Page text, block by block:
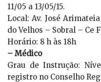
11/05 a 13/05/15.
Local: Av. José
do Velhos – Sobral – Ce
Horário: 8 h às 18h
– Médico
Grau de Instrução:
registro no Conselho